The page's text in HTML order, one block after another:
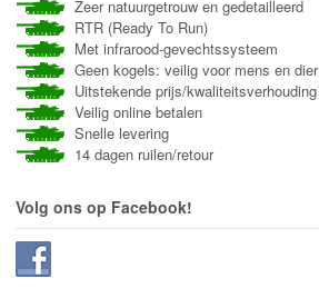
Zeer natuurgetrouw en gedetailleerd
RTR (Ready To Run)
Met infrarood-gevechtssysteem
Geen kogels: veilig voor mens en dier
Uitstekende prijs/kwaliteitsverhouding
Veilig online betalen
Snelle levering
14 dagen ruilen/retour
Volg ons op Facebook!